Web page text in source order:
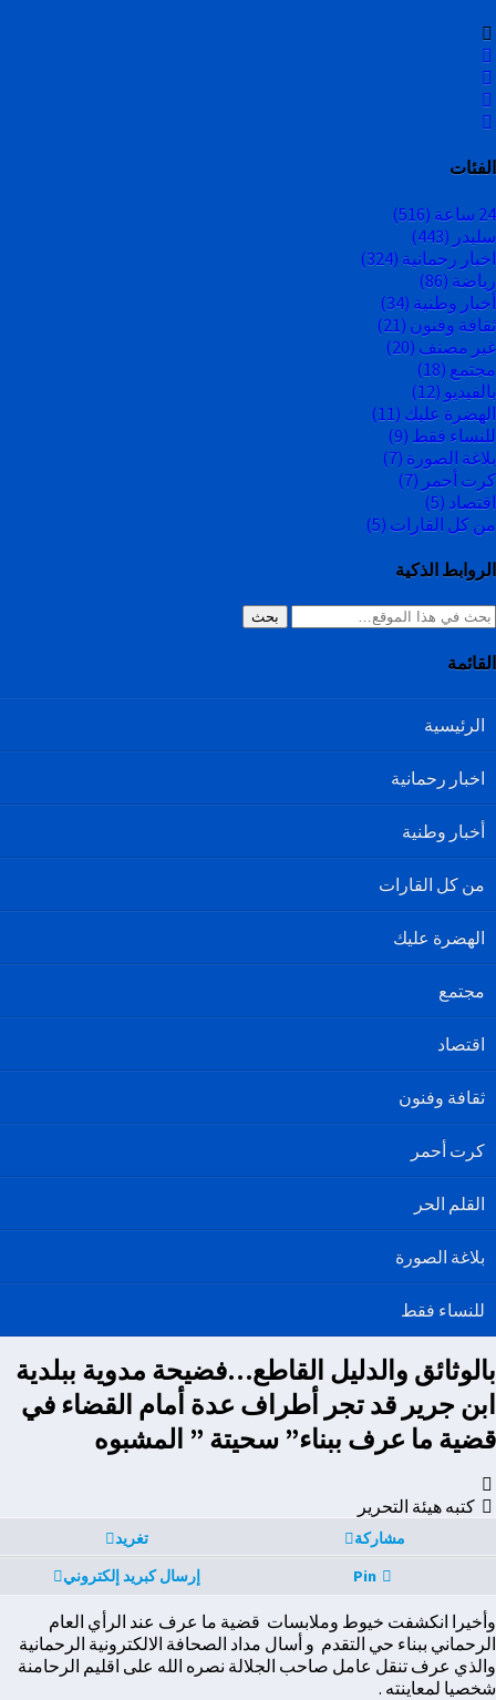
الفئات
24 ساعة
(516)
سليدر (443)
اخبار رحمانية (324)
رياضة (86)
أخبار وطنية (34)
ثقافة وفنون (21)
غير مصنف (20)
مجتمع (18)
بالفيديو (12)
الهضرة عليك (11)
للنساء فقط (9)
بلاغة الصورة (7)
كرت أحمر (7)
اقتصاد (5)
من كل القارات (5)
الروابط الذكية
بحث
القائمة
الرئيسية
اخبار رحمانية
أخبار وطنية
من كل القارات
الهضرة عليك
مجتمع
اقتصاد
ثقافة وفنون
كرت أحمر
القلم الحر
بلاغة الصورة
للنساء فقط
بالوثائق والدليل القاطع…فضيحة مدوية ببلدية
ابن جرير قد تجر أطراف عدة أمام القضاء في
قضية ما عرف ببناء” سحيتة ” المشبوه
كتبه هيئة التحرير
مشاركة
تغريد
Pin
إرسال كبريد إلكتروني
وأخيرا انكشفت خيوط وملابسات قضية ما عرف عند الرأي العام
الرحماني ببناء حي التقدم و أسال مداد الصحافة الالكترونية الرحمانية
والذي عرف تنقل عامل صاحب الجلالة نصره الله على اقليم الرحامنة
شخصيا لمعاينته .